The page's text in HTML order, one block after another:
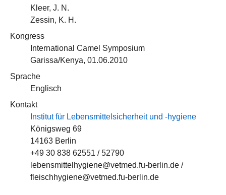
Kleer, J. N.
Zessin, K. H.
Kongress
International Camel Symposium
Garissa/Kenya, 01.06.2010
Sprache
Englisch
Kontakt
Institut für Lebensmittelsicherheit und -hygiene
Königsweg 69
14163 Berlin
+49 30 838 62551 / 52790
lebensmittelhygiene@vetmed.fu-berlin.de /
fleischhygiene@vetmed.fu-berlin.de